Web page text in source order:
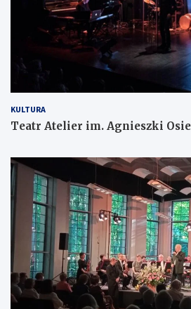
KULTURA
Teatr Atelier im. Agnieszki